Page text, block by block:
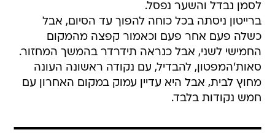
לסמן נבדל והשער נפסל.
ברייטון ניסתה בכל כוחה להפוך עד הסיום, אבל
כשלה פעם אחר פעם וכאמור קפצה מהמקום
החמישי לשני, אבל כנראה תידרדר בהמשך המחזור.
סאות'המפטון, להבדיל, עם נקודה ראשונה העונה
מחוץ לבית, אבל היא עדיין עמוק במקום האחרון עם
חמש נקודות בלבד.